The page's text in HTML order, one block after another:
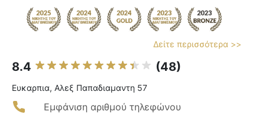
Δείτε περισσότερα >>
8.4 (48)
Ευκαρπια, Αλεξ Παπαδιαμαντη 57
Εμφάνιση αριθμού τηλεφώνου